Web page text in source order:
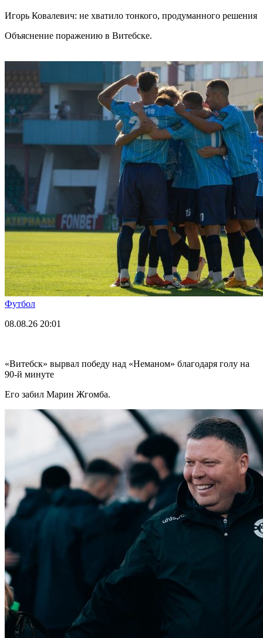
Игорь Ковалевич: не хватило тонкого, продуманного решения
Объяснение поражению в Витебске.
Футбол
08.08.26 20:01
«Витебск» вырвал победу над «Неманом» благодаря голу на
90-й минуте
Его забил Марин Жгомба.